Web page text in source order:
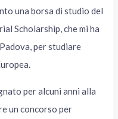
una borsa di studio del
Scholarship, che mi ha
per studiare
per alcuni anni alla
un concorso per